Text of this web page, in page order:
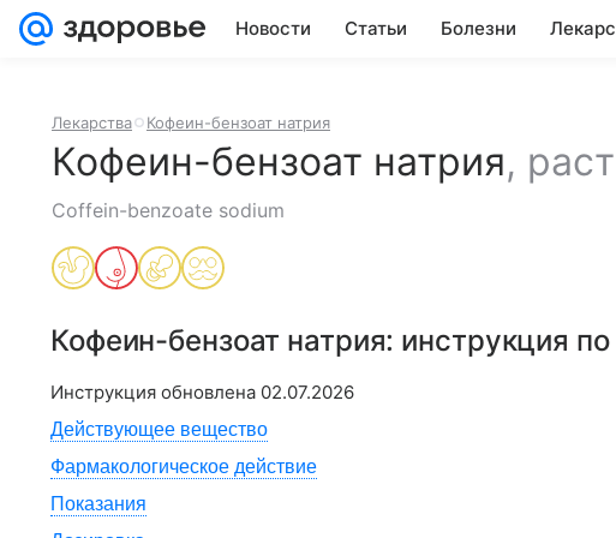
Новости Статьи Болезни
Лекарства Кофеин-бензоат натрия
Кофеин-бензоат натрия,
Coffein-benzoate sodium
Кофеин-бензоат натрия: инструкция
Инструкция обновлена 02.07.2026
Действующее вещество
Фармакологическое действие
Показания